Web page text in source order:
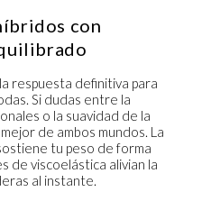
con
respuesta definitiva para
Si dudas entre la
o la suavidad de la
de ambos mundos. La
tu peso de forma
de viscoelástica alivian la
al instante.